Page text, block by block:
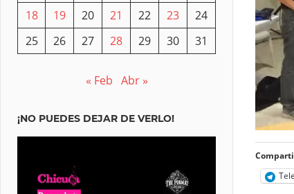
18
19 20 21 22 23
24
25
26 27 28 29 30 31
« Feb Abr »
¡NO PUEDES DEJAR DE VERLO!